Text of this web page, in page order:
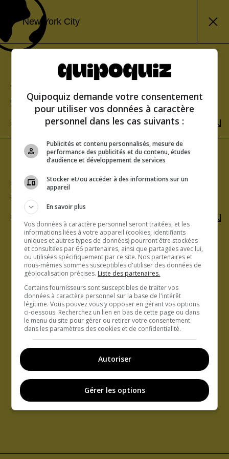
New York City
Classic mode
Test your knowledge and view your score at the
end of the quiz.
SELECT
Sudden-death mode
Challenge yourself to get a perfect score. One
strike and you’re out!
SELECT
Quipoquiz demande votre consentement
pour utiliser vos données à caractère
personnel dans les cas suivants :
Publicités et contenu personnalisés, mesure de
performance des publicités et du contenu, études
d’audience et développement de services
Stocker et/ou accéder à des informations sur un
appareil
En savoir plus
Vos données à caractère personnel seront traitées, et les
informations liées à votre appareil (cookies, identifiants
uniques et autres types de données) pourront être stockées
et consultées par 66 partenaires, ainsi que partagées avec lui,
ou utilisées spécifiquement par ce site. Nos partenaires et
nous-mêmes sommes susceptibles d'utiliser des données de
géolocalisation précises. Liste des partenaires.
Certains fournisseurs sont susceptibles de traiter vos
données à caractère personnel sur la base de l'intérêt
légitime. Vous pouvez vous y opposer en gérant vos options
ci-dessous. Recherchez un lien en bas de cette page ou dans
le menu du site pour gérer ou retirer votre consentement
dans les paramètres des cookies et de confidentialité.
Autoriser
Gérer les options